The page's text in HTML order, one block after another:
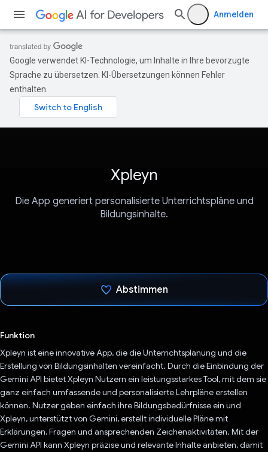
Anmelden
Google verwendet KI-Technologie, um Inhalte in Ihre bevorzugte
Sprache zu übersetzen. KI-Übersetzungen können Fehler
enthalten.
Xpleyn
Die App generiert personalisierte Unterrichtspläne und
Bildungsinhalte.
Abstimmen
Funktion
Xpleyn ist eine innovative App, die die Unterrichtsplanung und die
Erstellung von Bildungsinhalten vereinfacht. Durch die Einbindung der
Gemini API bietet Xpleyn Nutzern ein leistungsstarkes Tool, mit dem sie
ganz einfach umfassende und personalisierte Lehrpläne erstellen
können. Nutzer geben einfach ihre Bildungsbedürfnisse ein und
Xpleyn, unterstützt von Gemini, erstellt individuelle Pläne mit
Erklärungen, Fragen und ansprechenden Zeichenaktivitäten. Mit der
Gemini API kann Xpleyn präzise und relevante Inhalte anbieten, damit